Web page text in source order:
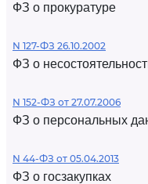
ФЗ о прокуратуре
N 127-ФЗ 26.10.2002
ФЗ о
N 152-ФЗ от 27.07.2006
ФЗ о персональных
N 44-ФЗ от 05.04.2013
ФЗ о госзакупках